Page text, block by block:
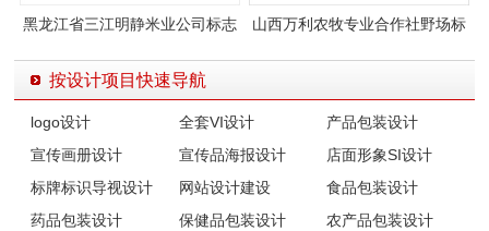
黑龙江省三江明静米业公司标志
山西万利农牧专业合作社野场标
按设计项目快速导航
logo设计 全套VI设计
产品包装设计
宣传画册设计
宣传品海报设计
店面形象SI设计
标牌标识导视设计
网站设计建设
食品包装设计
药品包装设计
保健品包装设计
农产品包装设计